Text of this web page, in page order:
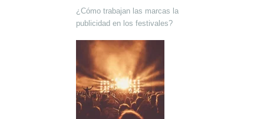
¿Cómo trabajan las marcas la
publicidad en los festivales?